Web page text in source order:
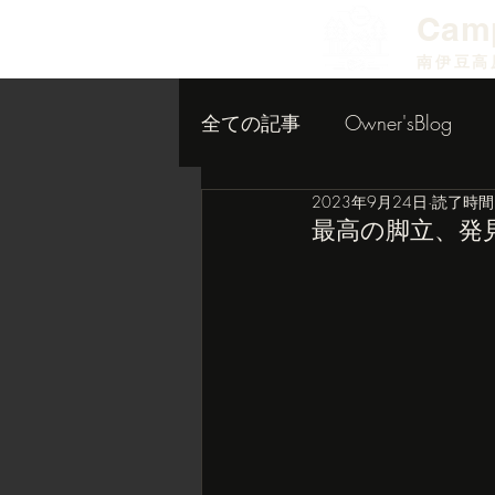
南伊豆高
全ての記事 Owner'sBlog
小屋作り内装編
最高の脚立、発
2023年9月24日 読了時